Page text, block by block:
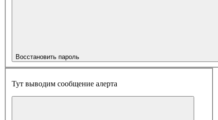
Восстановить пароль
Тут выводим сообщение алерта